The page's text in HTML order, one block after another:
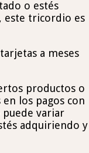
o estés
este tricordio es
a meses
productos o
los pagos con
puede variar
adquiriendo y